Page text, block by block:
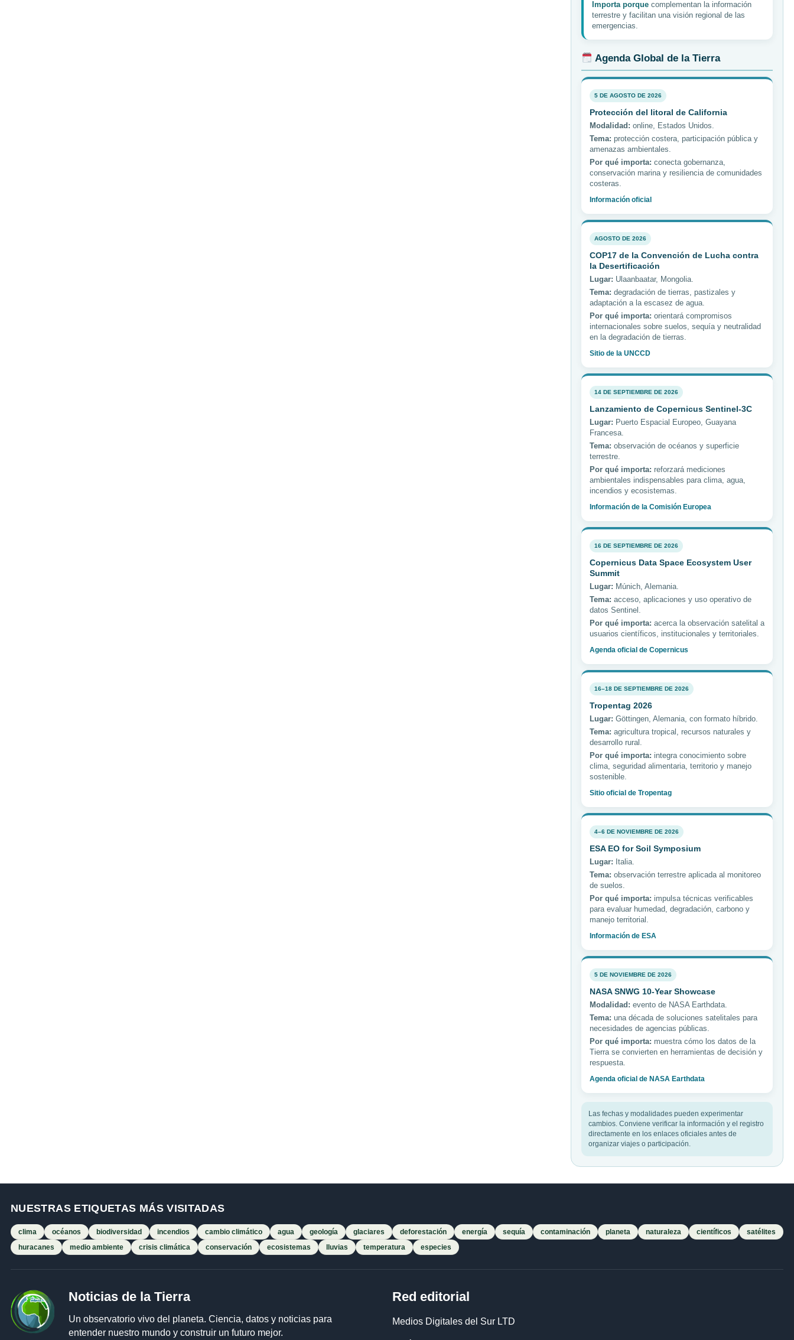
Importa porque complementan la información
terrestre y facilitan una visión regional de las
emergencias.
Agenda Global de la Tierra
5 DE AGOSTO DE 2026
Protección del litoral de California
Modalidad: online, Estados Unidos.
Tema: protección costera, participación pública y
amenazas ambientales.
Por qué importa: conecta gobernanza,
conservación marina y resiliencia de comunidades
costeras.
Información oficial
AGOSTO DE 2026
COP17 de la Convención de Lucha contra
la Desertificación
Lugar: Ulaanbaatar, Mongolia.
Tema: degradación de tierras, pastizales y
adaptación a la escasez de agua.
Por qué importa: orientará compromisos
internacionales sobre suelos, sequía y neutralidad
en la degradación de tierras.
Sitio de la UNCCD
14 DE SEPTIEMBRE DE 2026
Lanzamiento de Copernicus Sentinel-3C
Lugar: Puerto Espacial Europeo, Guayana
Francesa.
Tema: observación de océanos y superficie
terrestre.
Por qué importa: reforzará mediciones
ambientales indispensables para clima, agua,
incendios y ecosistemas.
Información de la Comisión Europea
16 DE SEPTIEMBRE DE 2026
Copernicus Data Space Ecosystem User
Summit
Lugar: Múnich, Alemania.
Tema: acceso, aplicaciones y uso operativo de
datos Sentinel.
Por qué importa: acerca la observación satelital a
usuarios científicos, institucionales y territoriales.
Agenda oficial de Copernicus
16–18 DE SEPTIEMBRE DE 2026
Tropentag 2026
Lugar: Göttingen, Alemania, con formato híbrido.
Tema: agricultura tropical, recursos naturales y
desarrollo rural.
Por qué importa: integra conocimiento sobre
clima, seguridad alimentaria, territorio y manejo
sostenible.
Sitio oficial de Tropentag
4–6 DE NOVIEMBRE DE 2026
ESA EO for Soil Symposium
Lugar: Italia.
Tema: observación terrestre aplicada al monitoreo
de suelos.
Por qué importa: impulsa técnicas verificables
para evaluar humedad, degradación, carbono y
manejo territorial.
Información de ESA
5 DE NOVIEMBRE DE 2026
NASA SNWG 10-Year Showcase
Modalidad: evento de NASA Earthdata.
Tema: una década de soluciones satelitales para
necesidades de agencias públicas.
Por qué importa: muestra cómo los datos de la
Tierra se convierten en herramientas de decisión y
respuesta.
Agenda oficial de NASA Earthdata
Las fechas y modalidades pueden experimentar
cambios. Conviene verificar la información y el registro
directamente en los enlaces oficiales antes de
organizar viajes o participación.
NUESTRAS ETIQUETAS MÁS VISITADAS
clima océanos biodiversidad incendios cambio climático agua geología glaciares deforestación energía sequía contaminación planeta naturaleza científicos
satélites
huracanes
medio ambiente crisis climática conservación ecosistemas lluvias temperatura especies
Noticias de la Tierra
Un observatorio vivo del planeta. Ciencia, datos y noticias para
entender nuestro mundo y construir un futuro mejor.
Red editorial
Medios Digitales del Sur LTD